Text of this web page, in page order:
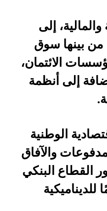
مميز في
الاقتصاد
مجلس الاستقرار
ملفات الرقابة
اجتماع بين
حول تعزيز
أكوا توقّع
الطاقة (PPA)
وزير الصيد:
الماضي بلغت